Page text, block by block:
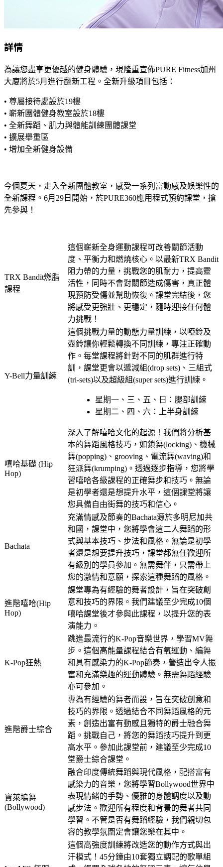
詳情
為讓您盡享更優越的健身體驗，現隆重宣佈PURE Fitness加州
大廈將於5月進行翻新工程。全新升級項目包括：
• 尊屬接待處設於19樓
• 嶄新團體健身教室設於18樓
• 全新舞蹈、肌力與體能訓練團體課堂
• 擴展舉重區
• 增加全新健身設備
今個夏天，走入全新團體教室，感受一系列富動感及娛樂性的
全新課程。6月29日開始，於PURE360應用程式預約課堂，搶
先參與！
TRX Bandit燃脂
課程
這個嶄新全身運動課程可改善關節活動
度、平衡力和燃燒核心。以最新TRX Bandit
阻力帶的力量，挑戰您的肌耐力，提高靈
活性，同時不會對關節造成傷害，真正體
現預防受傷並幫助恢復。課堂完結後，您
將感受更強壯、更穩定，隨時迎接任何體
力挑戰！
Y-Bell力量訓練
這個挑戰力量的動態力量訓練，以啞鈴及
壺鈴讓你輕鬆轉換不同訓練，專注正確動
作。每堂課程將針對不同的肌群進行特
訓，課堂更會以遞減組(drop sets)、三組式
(tri-sets)以及超級組(super sets)進行訓練。
星期一、三、五、日：腿部訓練
星期二、四、六：上半身訓練
嘻哈基礎 (Hip
Hop)
深入了解嘻哈文化的起源！我們將分析基
本的舞蹈風格技巧，如鎖舞(locking)、機械
舞(popping)、grooving、電流舞(waving)和
狂派舞(krumping)。透過逐步指導，您將學
習嘻哈各級課程的正確舞步和技巧。無論
是初學者還是想提升水平，這個課堂將讓
您具備自由街舞的技巧和信心。
Bachata
充滿情感及節奏的Bachata源於多明尼加共
和國，課堂中，您將學會這二人舞蹈的形
式與基本技巧、步法和風格。無論是初學
者還是想要提升技巧，課堂都無任歡迎所
有級別的學員參加。無需舞伴，只需帶上
您的激情和意願，探索這種舞蹈的風格。
進階嘻哈(Hip
Hop)
課堂專為有經驗的舞者設計，旨在突破創
意和技巧的界限。我們建議至少完成10個
嘻哈課堂後才參與此課程，以提升您的表
演能力。
K-Pop狂熱
跳進最流行的K-Pop音樂世界，學習MV舞
步。這個高能量課程結合有氧運動、編舞
和具有感染力的K-Pop節奏，營造出令人振
奮和充滿樂趣的運動體驗。無需舞蹈經驗
亦可參加。
進階爵士綜合
專為有經驗的舞者而設，旨在突破創意和
技巧的界限。透過結合不同舞蹈風格的元
素，創造出富有動感且獨特的爵士融合舞
蹈。挑戰自己，將您的舞蹈技巧提升到更
高水平。參加此課堂前，建議至少完成10
堂爵士綜合課堂。
寶萊塢舞
(Bollywood)
融合印度傳統舞蹈與現代風格，配搭富有
感染力的音樂，您將學習Bollywood世界中
表現情緒的手勢、優雅的身體調度以及動
感步法。歡迎所有程度和背景的舞者共同
學習。不管是否有舞蹈經驗，我們親切包
容的教學氛圍定會讓您樂在其中。
這個高強度訓練將改造您的動作方式與出
汗模式！45分鐘由10套獨立調配的歌單組